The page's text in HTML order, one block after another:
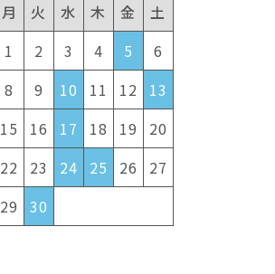
月 火 水 木 金
土
1
2 3 4 5
6
8 9 10 11 12
13
15 16 17 18 19
20
22 23 24 25 26
27
29 30